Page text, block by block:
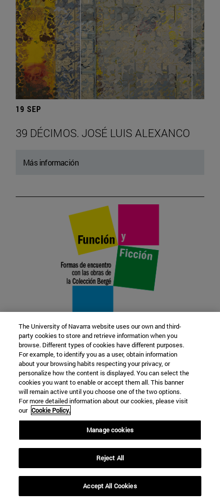
19 SEP
39 DÉCIMOS. JOSÉ LUIS ALEXANCO
Más información
22 SEP
FUNCIÓN Y FICCIÓN. Varios artistas
Más información
The University of Navarra website uses our own and third-
party cookies to store and retrieve information when you
browse. Different types of cookies have different purposes.
For example, to identify you as a user, obtain information
about your browsing habits respecting your privacy, or
personalize how the content is displayed. You can select the
cookies you want to enable or accept them all. This banner
will remain active until you choose one of the two options.
For more detailed information about our cookies, please visit
our Cookie Policy.
Manage cookies
Reject All
Accept All Cookies